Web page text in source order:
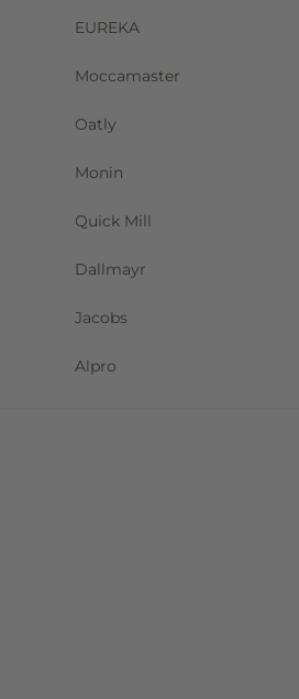
EUREKA
Moccamaster
Oatly
Monin
Quick Mill
Dallmayr
Jacobs
Alpro